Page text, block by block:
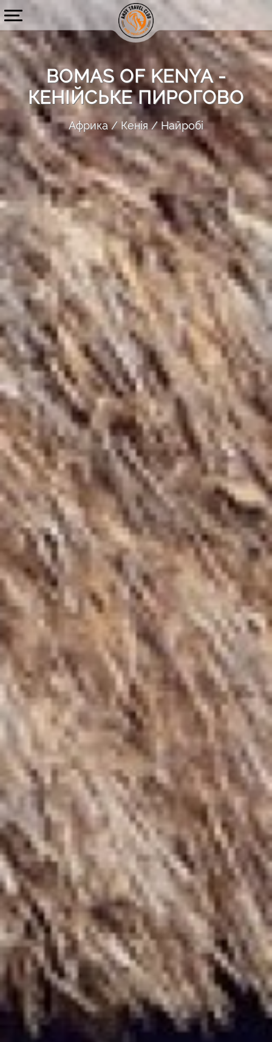
BOMAS OF KENYA -
КЕНІЙСЬКЕ ПИРОГОВО
Африка Кенія Найробі